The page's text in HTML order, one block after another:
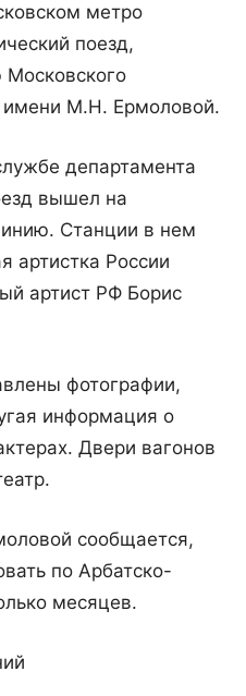
метро
поезд,
имени М.Н. Ермоловой.
департамента
вышел на
Станции в нем
артистка России
артист РФ Борис
фотографии,
информация о
Двери вагонов
сообщается,
по Арбатско-
месяцев.